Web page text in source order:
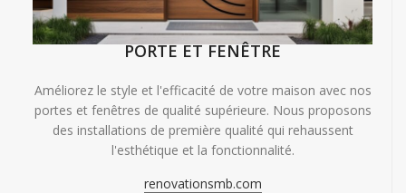
PORTE ET FENÊTRE
Améliorez le style et l'efficacité de votre maison avec nos
portes et fenêtres de qualité supérieure. Nous proposons
des installations de première qualité qui rehaussent
l'esthétique et la fonctionnalité.
renovationsmb.com